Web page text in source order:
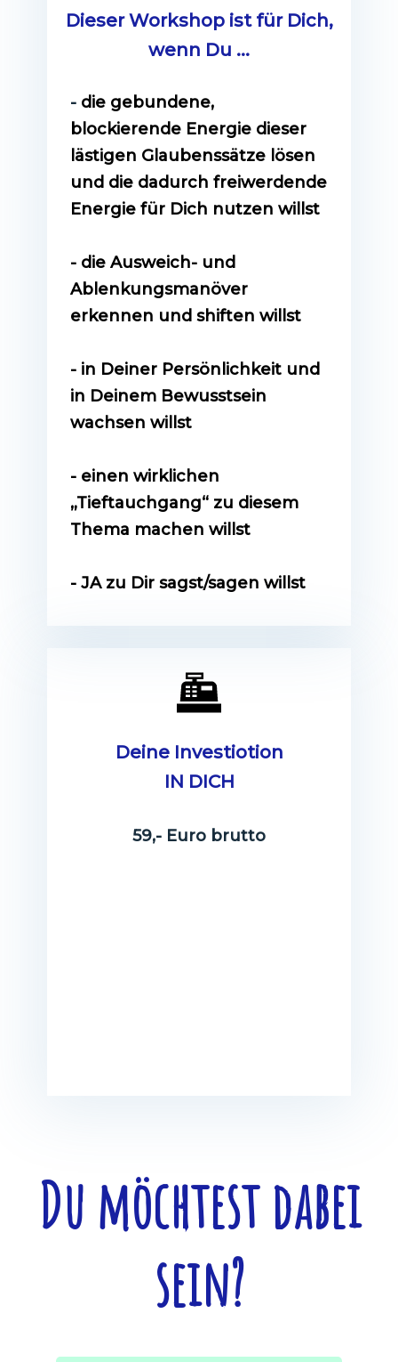
Dieser Workshop ist für Dich,
wenn Du ...
- die gebundene,
blockierende Energie dieser
lästigen Glaubenssätze lösen
und die dadurch freiwerdende
Energie für Dich nutzen willst
- die Ausweich- und
Ablenkungsmanöver
erkennen und shiften willst
- in Deiner Persönlichkeit und
in Deinem Bewusstsein
wachsen willst
- einen wirklichen
„Tieftauchgang“ zu diesem
Thema machen willst
- JA zu Dir sagst/sagen willst
Deine Investiotion
IN DICH
59,- Euro brutto
Du möchtest dabei
sein?